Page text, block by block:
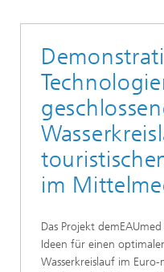
im
Das Projekt
Ideen für einen
Wasserkreislauf im